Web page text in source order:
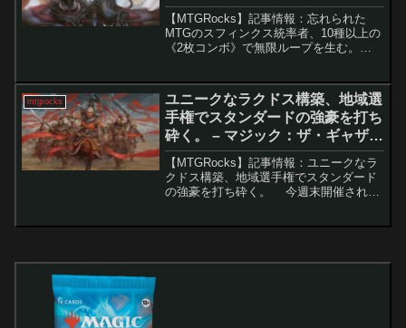
ック：ザ・ギャザリング
【MTGRocks】記事情報：忘れられた
MTGのスフィンクス統率者、10種以上の
《2枚コンボ》で無限ループを生む。
の、依然として強力な無限コンボとアー
ティファクト戦略を...
mtgrocks
ユニークなラクドス構築、地域選
手権でスタンダードの強豪を打ち
砕く。 – マジック：ザ・ギャザリ
ング
【MTGRocks】記事情報：ユニークなラ
クドス構築、地域選手権でスタンダード
の強豪を打ち砕く。 今週末開催された